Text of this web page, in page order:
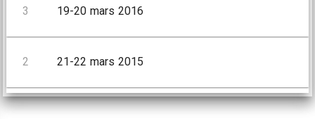
3 19-20 mars 2016
2 21-22 mars 2015